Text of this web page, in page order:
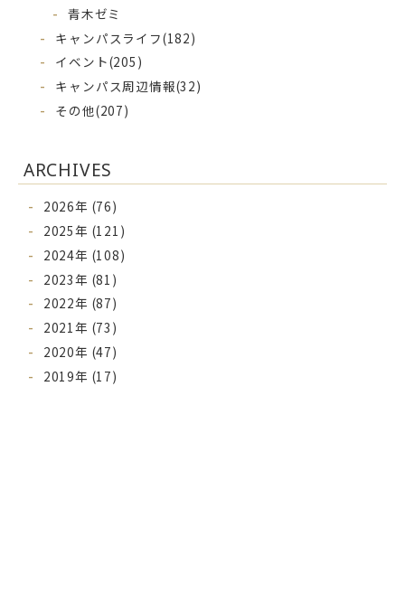
青木ゼミ
キャンパスライフ(182)
イベント(205)
キャンパス周辺情報(32)
その他(207)
ARCHIVES
2026年 (76)
2025年 (121)
2024年 (108)
2023年 (81)
2022年 (87)
2021年 (73)
2020年 (47)
2019年 (17)